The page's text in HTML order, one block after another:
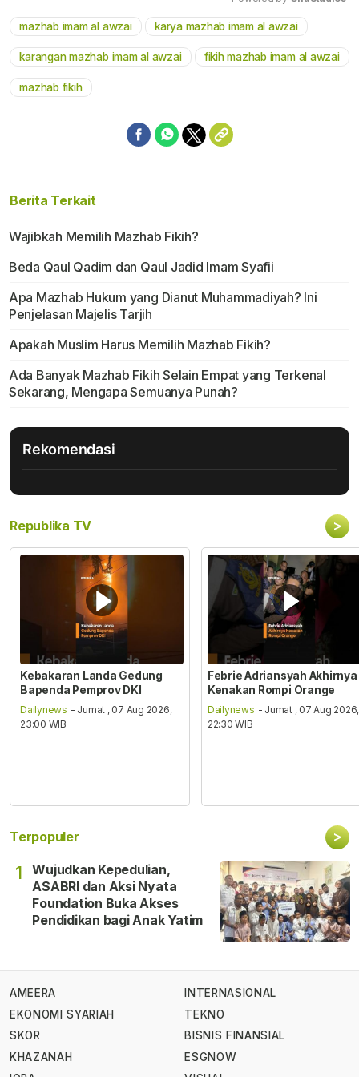
Mute
mazhab imam al awzai karya mazhab imam al awzai
karangan mazhab imam al awzai fikih mazhab imam al awzai
mazhab fikih
Berita Terkait
Wajibkah Memilih Mazhab Fikih?
Beda Qaul Qadim dan Qaul Jadid Imam Syafii
Apa Mazhab Hukum yang Dianut Muhammadiyah? Ini
Penjelasan Majelis Tarjih
Apakah Muslim Harus Memilih Mazhab Fikih?
Ada Banyak Mazhab Fikih Selain Empat yang Terkenal
Sekarang, Mengapa Semuanya Punah?
Rekomendasi
Republika TV >
Kebakaran Landa Gedung
Bapenda Pemprov DKI
Dailynews - Jumat , 07 Aug 2026,
23:00 WIB
Febrie Adriansyah Akhirnya
Kenakan Rompi Orange
Dailynews - Jumat , 07 Aug 2026,
22:30 WIB
Terpopuler >
1
Wujudkan Kepedulian,
ASABRI dan Aksi Nyata
Foundation Buka Akses
Pendidikan bagi Anak Yatim
AMEERA
EKONOMI SYARIAH
SKOR
KHAZANAH
INTERNASIONAL
TEKNO
BISNIS FINANSIAL
ESGNOW